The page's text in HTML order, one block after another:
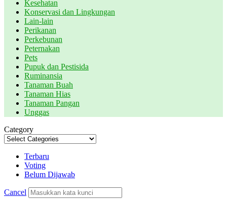
Kesehatan
Konservasi dan Lingkungan
Lain-lain
Perikanan
Perkebunan
Peternakan
Pets
Pupuk dan Pestisida
Ruminansia
Tanaman Buah
Tanaman Hias
Tanaman Pangan
Unggas
Category
Terbaru
Voting
Belum Dijawab
Cancel